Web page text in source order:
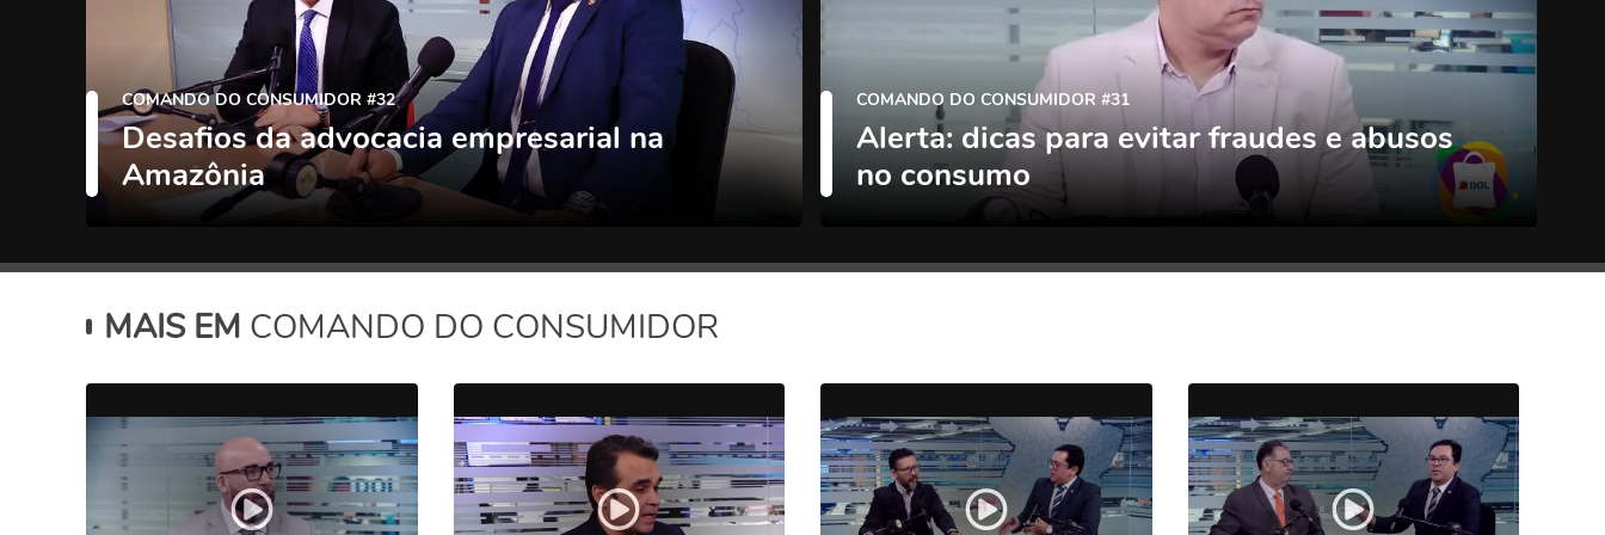
COMANDO DO CONSUMIDOR #32
Desafios da advocacia empresarial na
Amazônia
COMANDO DO CONSUMIDOR #31
Alerta: dicas para evitar fraudes e abusos
no consumo
MAIS EM COMANDO DO CONSUMIDOR